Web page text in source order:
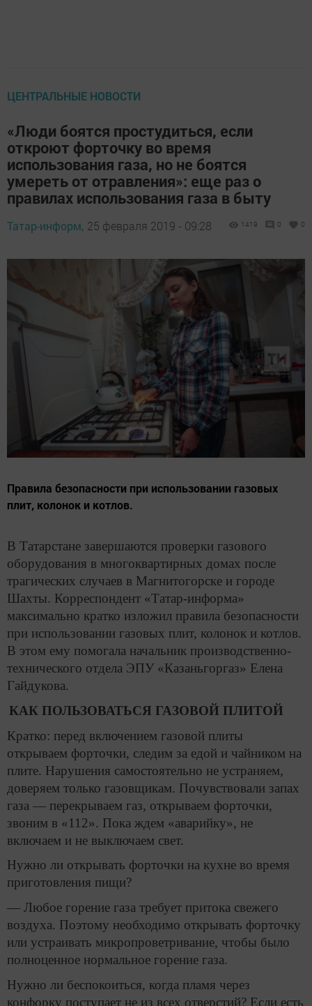
ЦЕНТРАЛЬНЫЕ НОВОСТИ
«Люди боятся простудиться, если
откроют форточку во время
использования газа, но не боятся
умереть от отравления»: еще раз о
правилах использования газа в быту
Татар-информ, 25 февраля 2019 - 09:28 1419 0 0
Правила безопасности при использовании газовых
плит, колонок и котлов.
В Татарстане завершаются проверки газового
оборудования в многоквартирных домах после
трагических случаев в Магнитогорске и городе
Шахты. Корреспондент «Татар-информа»
максимально кратко изложил правила безопасности
при использовании газовых плит, колонок и котлов.
В этом ему помогала начальник производственно-
технического отдела ЭПУ «Казаньгоргаз» Елена
Гайдукова.
КАК ПОЛЬЗОВАТЬСЯ ГАЗОВОЙ ПЛИТОЙ
Кратко: перед включением газовой плиты
открываем форточки, следим за едой и чайником на
плите. Нарушения самостоятельно не устраняем,
доверяем только газовщикам. Почувствовали запах
газа — перекрываем газ, открываем форточки,
звоним в «112». Пока ждем «аварийку», не
включаем и не выключаем свет.
Нужно ли открывать форточки на кухне во время
приготовления пищи?
— Любое горение газа требует притока свежего
воздуха. Поэтому необходимо открывать форточку
или устраивать микропроветривание, чтобы было
полноценное нормальное горение газа.
Нужно ли беспокоиться, когда пламя через
конфорку поступает не из всех отверстий? Если есть